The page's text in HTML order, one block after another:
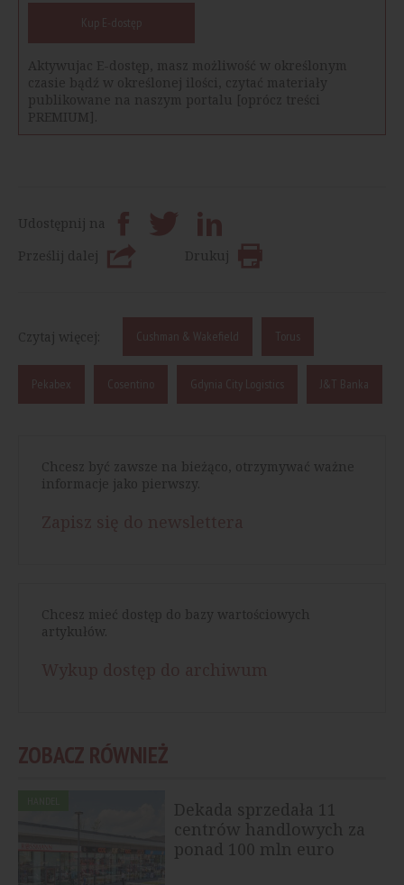
Kup E-dostęp
Aktywujac E-dostęp, masz możliwość w określonym
czasie bądź w określonej ilości, czytać materiały
publikowane na naszym portalu [oprócz treści
PREMIUM].
Udostępnij na
Prześlij dalej
Drukuj
Czytaj więcej: Cushman & Wakefield Torus
Pekabex Cosentino Gdynia City Logistics J&T Banka
Chcesz być zawsze na bieżąco, otrzymywać ważne
informacje jako pierwszy.
Chcesz mieć dostęp do bazy wartościowych
artykułów.
ZOBACZ RÓWNIEŻ
Dekada sprzedała 11
centrów handlowych za
ponad 100 mln euro